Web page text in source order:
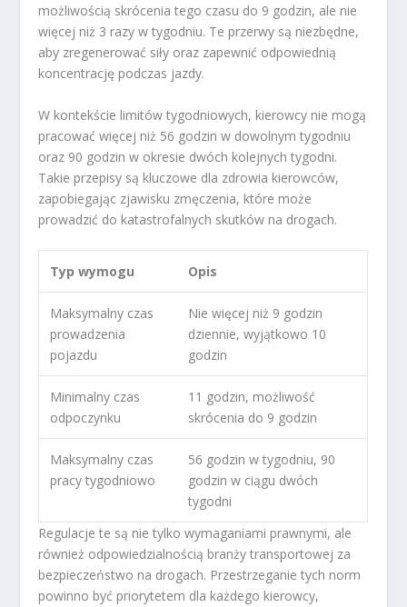
możliwością skrócenia tego czasu do 9 godzin, ale nie
więcej niż 3 razy w tygodniu. Te przerwy są niezbędne,
aby zregenerować siły oraz zapewnić odpowiednią
koncentrację podczas jazdy.
W kontekście limitów tygodniowych, kierowcy nie mogą
pracować więcej niż 56 godzin w dowolnym tygodniu
oraz 90 godzin w okresie dwóch kolejnych tygodni.
Takie przepisy są kluczowe dla zdrowia kierowców,
zapobiegając zjawisku zmęczenia, które może
prowadzić do katastrofalnych skutków na drogach.
Typ wymogu Opis
Maksymalny czas
prowadzenia
pojazdu
Nie więcej niż 9 godzin
dziennie, wyjątkowo 10
godzin
Minimalny czas
odpoczynku
11 godzin, możliwość
skrócenia do 9 godzin
Maksymalny czas
pracy tygodniowo
56 godzin w tygodniu, 90
godzin w ciągu dwóch
tygodni
Regulacje te są nie tylko wymaganiami prawnymi, ale
również odpowiedzialnością branży transportowej za
bezpieczeństwo na drogach. Przestrzeganie tych norm
powinno być priorytetem dla każdego kierowcy,